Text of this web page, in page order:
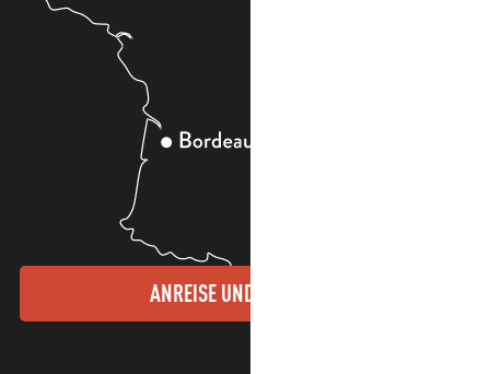
ANREISE UND KONTAKTE